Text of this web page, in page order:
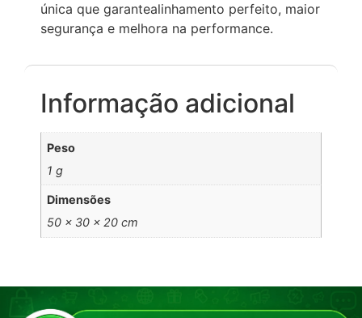
única que garantealinhamento perfeito, maior
segurança e melhora na performance.
Informação adicional
Peso
1 g
Dimensões
50 × 30 × 20 cm